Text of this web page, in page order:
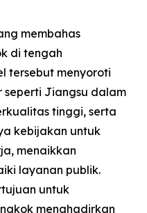
membahas
di tengah
tersebut menyoroti
seperti Jiangsu dalam
tinggi, serta
kebijakan untuk
menaikkan
layanan publik.
untuk
menghadirkan